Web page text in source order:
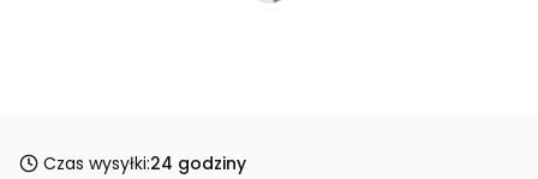
Czas wysyłki:24 godziny